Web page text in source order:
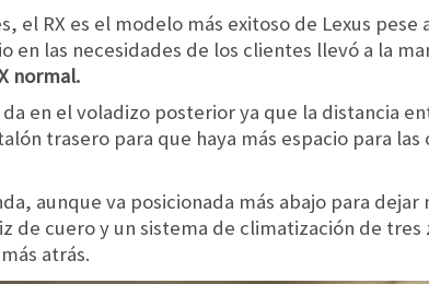
el RX es el modelo más exitoso de Lexus pese
las necesidades de los clientes llevó a la
normal.
en el voladizo posterior ya que la distancia
trasero para que haya más espacio para las
aunque va posicionada más abajo para dejar
de cuero y un sistema de climatización de tres
atrás.